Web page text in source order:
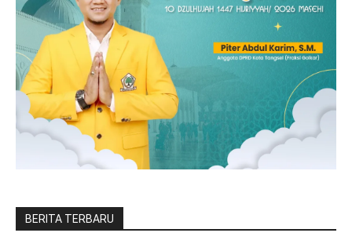
BERITA TERBARU